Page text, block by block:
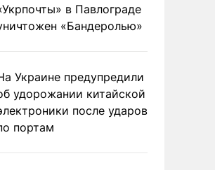
в Павлограде
«Бандеролью»
Украине предупредили
удорожании китайской
после ударов
портам